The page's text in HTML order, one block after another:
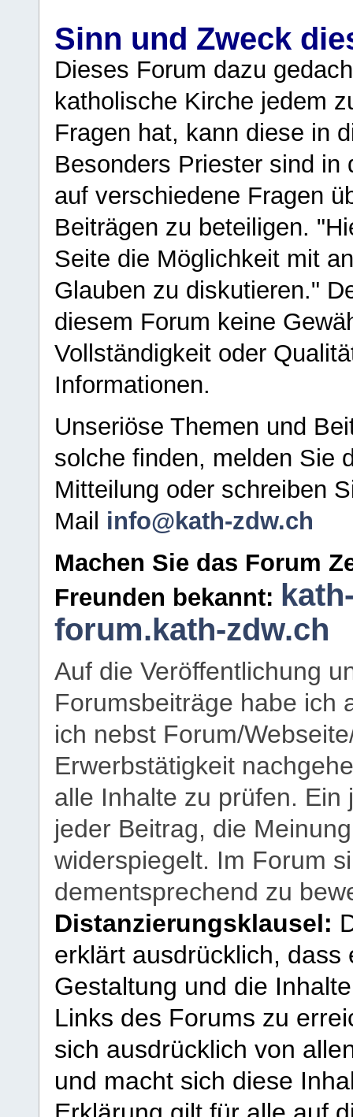
Sinn und Zweck
Dieses Forum dazu
katholische Kirche jedem
Fragen hat, kann diese in
Besonders Priester sind in
auf verschiedene Fragen
Beiträgen zu beteiligen.
Seite die Möglichkeit mit
Glauben zu diskutieren."
diesem Forum keine
Vollständigkeit oder
Informationen.
Unseriöse Themen und
solche finden, melden Sie
Mitteilung oder schreiben
Mail info@kath-zdw.ch
Machen Sie das Forum
Freunden bekannt:
forum.kath-zdw.ch
Auf die Veröffentlichung
Forumsbeiträge habe ich
ich nebst Forum/
Erwerbstätigkeit
alle Inhalte zu prüfen.
jeder Beitrag, die
widerspiegelt. Im Forum
dementsprechend zu
Distanzierungsklausel:
erklärt ausdrücklich,
Gestaltung und die
Links des Forums zu
sich ausdrücklich von
und macht sich diese